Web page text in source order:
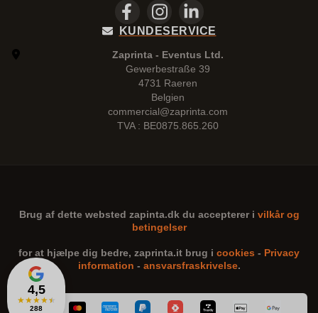
4,5
★★★★★
288
KUNDESERVICE
Zaprinta - Eventus Ltd.
Gewerbestraße 39
4731 Raeren
Belgien
commercial@zaprinta.com
TVA : BE0875.865.260
Brug af dette websted zapinta.dk du accepterer i vilkår og
betingelser
for at hjælpe dig bedre, zaprinta.it brug i cookies - Privacy
information - ansvarsfraskrivelse.